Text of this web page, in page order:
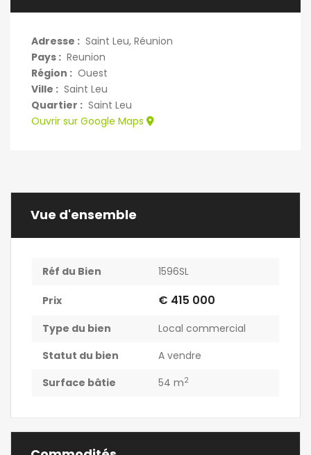
Adresse : Saint Leu, Réunion
Pays : Reunion
Région : Ouest
Ville : Saint Leu
Quartier : Saint Leu
Ouvrir sur Google Maps
Vue d'ensemble
Réf du Bien 1596SL
Prix € 415 000
Type du bien
Local commercial
Statut du bien
A vendre
Surface bâtie
54 m2